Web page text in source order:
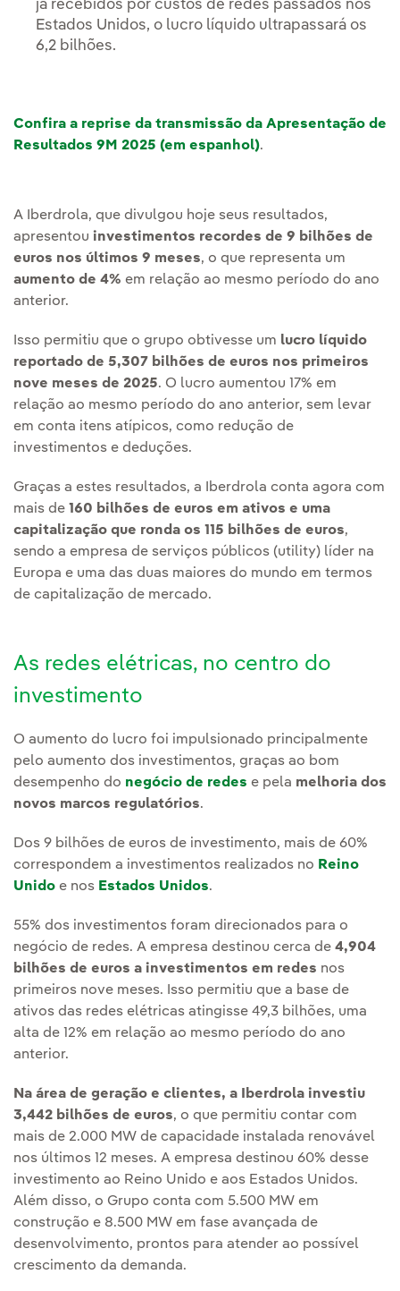
já recebidos por custos de redes passados nos
Estados Unidos, o lucro líquido ultrapassará os
6,2 bilhões.
Confira a reprise da transmissão da Apresentação de
Resultados 9M 2025 (em espanhol).
A Iberdrola, que divulgou hoje seus resultados,
apresentou investimentos recordes de 9 bilhões de
euros nos últimos 9 meses, o que representa um
aumento de 4% em relação ao mesmo período do ano
anterior.
Isso permitiu que o grupo obtivesse um lucro líquido
reportado de 5,307 bilhões de euros nos primeiros
nove meses de 2025. O lucro aumentou 17% em
relação ao mesmo período do ano anterior, sem levar
em conta itens atípicos, como redução de
investimentos e deduções.
Graças a estes resultados, a Iberdrola conta agora com
mais de 160 bilhões de euros em ativos e uma
capitalização que ronda os 115 bilhões de euros,
sendo a empresa de serviços públicos (utility) líder na
Europa e uma das duas maiores do mundo em termos
de capitalização de mercado.
As redes elétricas, no centro do
investimento
O aumento do lucro foi impulsionado principalmente
pelo aumento dos investimentos, graças ao bom
desempenho do negócio de redes e pela melhoria dos
novos marcos regulatórios.
Dos 9 bilhões de euros de investimento, mais de 60%
correspondem a investimentos realizados no Reino
Unido e nos Estados Unidos.
55% dos investimentos foram direcionados para o
negócio de redes. A empresa destinou cerca de 4,904
bilhões de euros a investimentos em redes nos
primeiros nove meses. Isso permitiu que a base de
ativos das redes elétricas atingisse 49,3 bilhões, uma
alta de 12% em relação ao mesmo período do ano
anterior.
Na área de geração e clientes, a Iberdrola investiu
3,442 bilhões de euros, o que permitiu contar com
mais de 2.000 MW de capacidade instalada renovável
nos últimos 12 meses. A empresa destinou 60% desse
investimento ao Reino Unido e aos Estados Unidos.
Além disso, o Grupo conta com 5.500 MW em
construção e 8.500 MW em fase avançada de
desenvolvimento, prontos para atender ao possível
crescimento da demanda.